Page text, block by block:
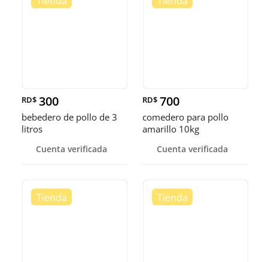
RD$ 300
bebedero de pollo de 3
litros
Cuenta verificada
RD$ 700
comedero para pollo
amarillo 10kg
Cuenta verificada